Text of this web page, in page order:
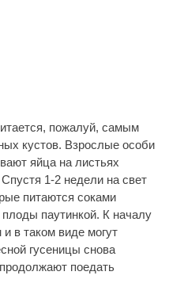
пожалуй, самым
кустов. Взрослые особи
яйца на листьях
1-2 недели на свет
питаются соками
паутинкой. К началу
в таком виде могут
гусеницы снова
поедать